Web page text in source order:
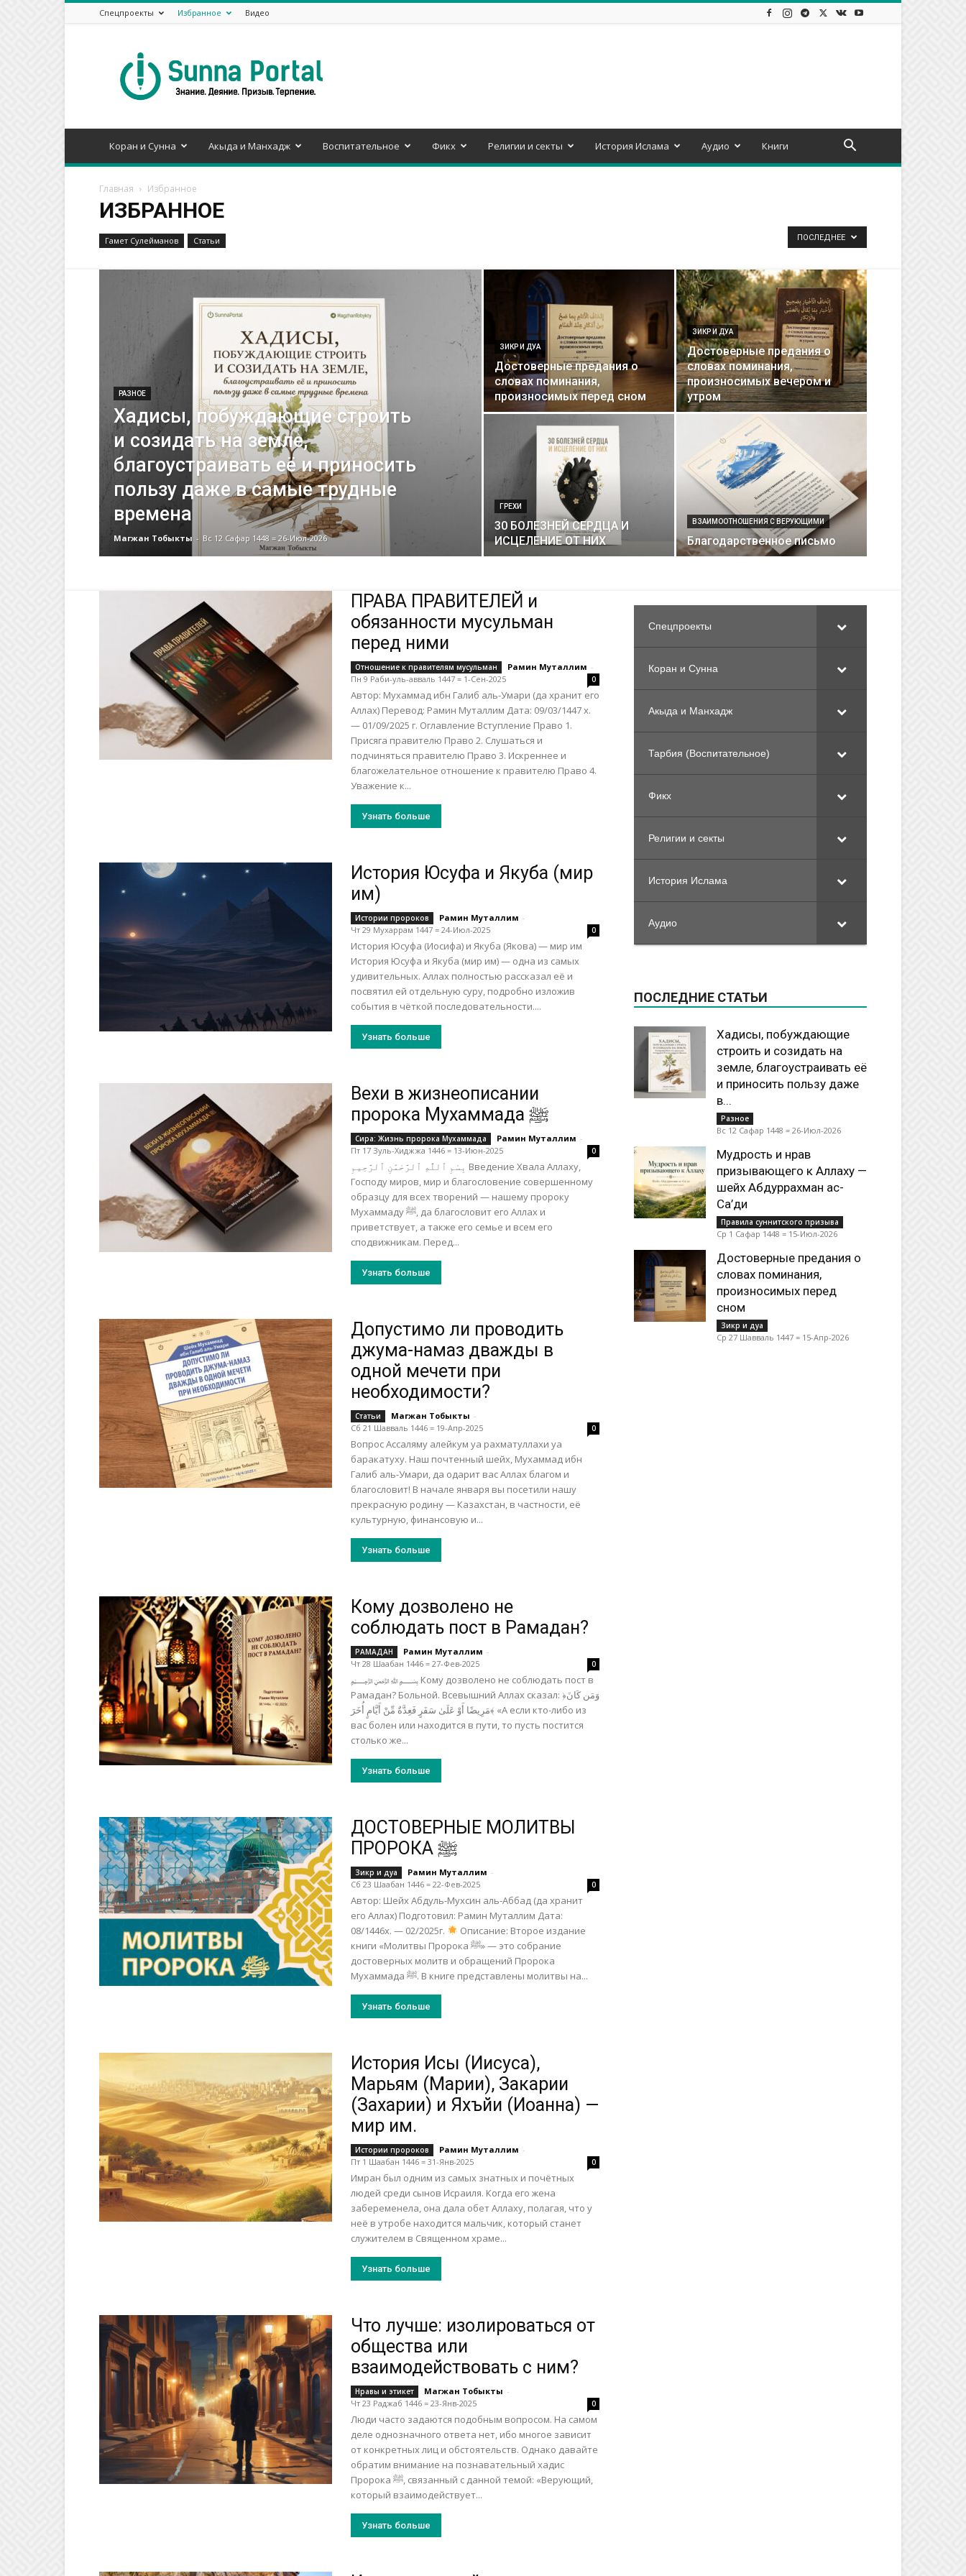
Спецпроекты Избранное Видео
Портал
Коран и Сунна Акыда и Манхадж Воспитательное Фикх Религии и секты История Ислама Аудио Книги
Главная Избранное
ИЗБРАННОЕ
Гамет Сулейманов Статьи ПОСЛЕДНЕЕ
РАЗНОЕ
Хадисы, побуждающие строить
и созидать на земле,
благоустраивать её и приносить
пользу даже в самые трудные
времена
Магжан Тобыкты - Вс 12 Сафар 1448 = 26-Июл-2026
ЗИКР И ДУА
Достоверные предания о
словах поминания,
произносимых перед сном
ЗИКР И ДУА
Достоверные предания о
словах поминания,
произносимых вечером и
утром
ГРЕХИ
30 БОЛЕЗНЕЙ СЕРДЦА И
ИСЦЕЛЕНИЕ ОТ НИХ
ВЗАИМООТНОШЕНИЯ С ВЕРУЮЩИМИ
Благодарственное письмо
ПРАВА ПРАВИТЕЛЕЙ и
обязанности мусульман
перед ними
Отношение к правителям мусульман Рамин Муталлим -
Пн 9 Раби-уль-авваль 1447 = 1-Сен-2025
0
Автор: Мухаммад ибн Галиб аль-Умари (да хранит его
Аллах) Перевод: Рамин Муталлим Дата: 09/03/1447 х.
— 01/09/2025 г. Оглавление Вступление Право 1.
Присяга правителю Право 2. Слушаться и
подчиняться правителю Право 3. Искреннее и
благожелательное отношение к правителю Право 4.
Уважение к...
Узнать больше
История Юсуфа и Якуба (мир
им)
Истории пророков Рамин Муталлим -
Чт 29 Мухаррам 1447 = 24-Июл-2025
0
История Юсуфа (Иосифа) и Якуба (Якова) — мир им
История Юсуфа и Якуба (мир им) — одна из самых
удивительных. Аллах полностью рассказал её и
посвятил ей отдельную суру, подробно изложив
события в чёткой последовательности....
Узнать больше
Вехи в жизнеописании
пророка Мухаммада ﷺ
Сира: Жизнь пророка Мухаммада Рамин Муталлим -
Пт 17 Зуль-Хиджжа 1446 = 13-Июн-2025
0
بِسْمِ ٱللَّٰهِ ٱلرَّحْمَٰنِ ٱلرَّحِيمِ Введение Хвала Аллаху,
Господу миров, мир и благословение совершенному
образцу для всех творений — нашему пророку
Мухаммаду ﷺ, да благословит его Аллах и
приветствует, а также его семье и всем его
сподвижникам. Перед...
Узнать больше
Допустимо ли проводить
джума-намаз дважды в
одной мечети при
необходимости?
Статьи Магжан Тобыкты -
Сб 21 Шавваль 1446 = 19-Апр-2025
0
Вопрос Ассаляму алейкум уа рахматуллахи уа
баракатуху. Наш почтенный шейх, Мухаммад ибн
Галиб аль-Умари, да одарит вас Аллах благом и
благословит! В начале января вы посетили нашу
прек­расную родину — Казахстан, в частности, её
культурную, финансовую и...
Узнать больше
Кому дозволено не
соблюдать пост в Рамадан?
РАМАДАН Рамин Муталлим -
Чт 28 Шаабан 1446 = 27-Фев-2025
0
﷽ Кому дозволено не соблюдать пост в
Рамадан? Больной. Всевышний Аллах сказал: ﴿وَمَن كَانَ
مَرِيضًا أَوْ عَلَىٰ سَفَرٍ فَعِدَّةٌ مِّنْ أَيَّامٍ أُخَرَ﴾ «А если кто-либо из
вас болен или находится в пути, то пусть постится
столько же...
Узнать больше
ДОСТОВЕРНЫЕ МОЛИТВЫ
ПРОРОКА ﷺ
Зикр и дуа Рамин Муталлим -
Сб 23 Шаабан 1446 = 22-Фев-2025
0
Автор: Шейх Абдуль-Мухсин аль-Аббад (да хранит
его Аллах) Подготовил: Рамин Муталлим Дата:
08/1446х. — 02/2025г.
Описание: Второе издание
книги «Молитвы Пророка ﷺ» — это собрание
достоверных молитв и обращений Пророка
Мухаммада ﷺ. В книге представлены молитвы на...
Узнать больше
История Исы (Иисуса),
Марьям (Марии), Закарии
(Захарии) и Яхъйи (Иоанна) —
мир им.
Истории пророков Рамин Муталлим -
Пт 1 Шаабан 1446 = 31-Янв-2025
0
Имран был одним из самых знатных и почётных
людей среди сынов Исраиля. Когда его жена
забеременела, она дала обет Аллаху, полагая, что у
неё в утробе находится мальчик, который станет
служителем в Священном храме...
Узнать больше
Что лучше: изолироваться от
общества или
взаимодействовать с ним?
Нравы и этикет Магжан Тобыкты -
Чт 23 Раджаб 1446 = 23-Янв-2025
0
Люди часто задаются подобным вопросом. На самом
деле однозначного ответа нет, ибо многое зависит
от конкретных лиц и обстоятельств. Однако давайте
обратим внимание на познавательный хадис
Пророка ﷺ, связанный с данной темой: «Верующий,
который взаимодействует...
Узнать больше
Спецпроекты
Коран и Сунна
Акыда и Манхадж
Тарбия (Воспитательное)
Фикх
Религии и секты
История Ислама
Аудио
ПОСЛЕДНИЕ СТАТЬИ
Хадисы, побуждающие
строить и созидать на
земле, благоустраивать её
и приносить пользу даже
в...
Разное
Вс 12 Сафар 1448 = 26-Июл-2026
Мудрость и нрав
призывающего к Аллаху —
шейх Абдуррахман ас-
Са’ди
Правила суннитского призыва
Ср 1 Сафар 1448 = 15-Июл-2026
Достоверные предания о
словах поминания,
произносимых перед
сном
Зикр и дуа
Ср 27 Шавваль 1447 = 15-Апр-2026